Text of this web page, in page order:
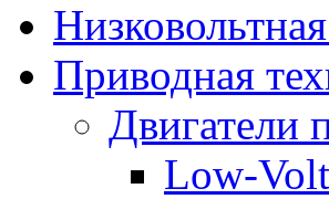
Приводная
Двигатели
Low-